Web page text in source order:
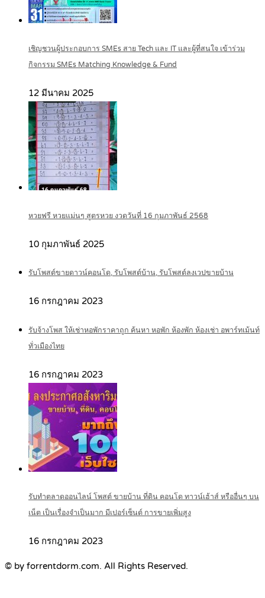
เชิญชวนผู้ประกอบการ SMEs สาย Tech และ IT และผู้ที่สนใจ เข้าร่วม
กิจกรรม SMEs Matching Knowledge & Fund
12 มีนาคม 2025
หวยฟรี หวยแม่นๆ สูตรหวย งวดวันที่ 16 กุมภาพันธ์ 2568
10 กุมภาพันธ์ 2025
รับโพสต์ขายดาวน์คอนโด, รับโพสต์บ้าน, รับโพสต์ลงเวปขายบ้าน
16 กรกฎาคม 2023
รับจ้างโพส ให้เช่าหอพักราคาถูก ค้นหา หอพัก ห้องพัก ห้องเช่า อพาร์ทเม้นท์
ทั่วเมืองไทย
16 กรกฎาคม 2023
รับทำตลาดออนไลน์ โพสต์ ขายบ้าน ที่ดิน คอนโด ทาวน์เฮ้าส์ หรืออื่นๆ บน
เน็ต เป็นเรื่องจำเป็นมาก มีเปอร์เซ็นต์ การขายเพิ่มสูง
16 กรกฎาคม 2023
© by forrentdorm.com. All Rights Reserved.